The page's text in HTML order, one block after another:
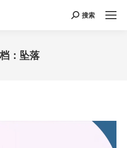
Search:
搜索
： 坠落